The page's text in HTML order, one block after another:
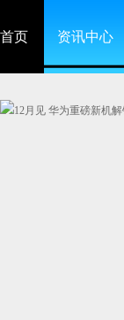
首页 资讯中心